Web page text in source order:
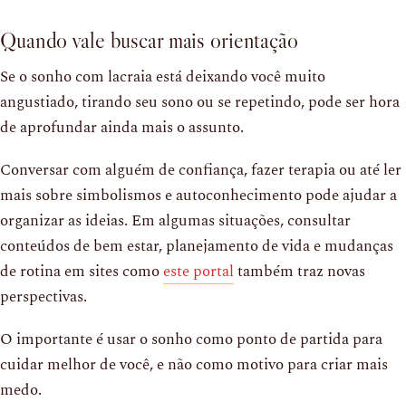
Quando vale buscar mais orientação
Se o sonho com lacraia está deixando você muito
angustiado, tirando seu sono ou se repetindo, pode ser hora
de aprofundar ainda mais o assunto.
Conversar com alguém de confiança, fazer terapia ou até ler
mais sobre simbolismos e autoconhecimento pode ajudar a
organizar as ideias. Em algumas situações, consultar
conteúdos de bem estar, planejamento de vida e mudanças
de rotina em sites comoeste portaltambém traz novas
perspectivas.
O importante é usar o sonho como ponto de partida para
cuidar melhor de você, e não como motivo para criar mais
medo.